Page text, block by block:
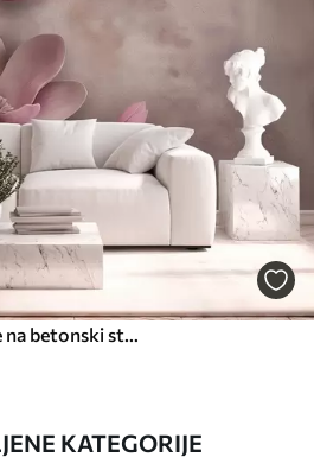
KATEGORIJE